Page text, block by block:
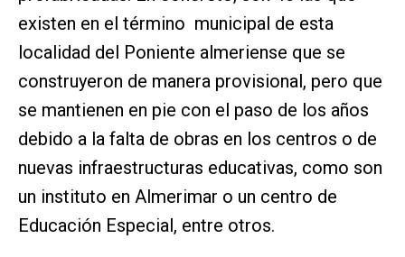
existen en el término municipal de esta
localidad del Poniente almeriense que se
construyeron de manera provisional, pero que
se mantienen en pie con el paso de los años
debido a la falta de obras en los centros o de
nuevas infraestructuras educativas, como son
un instituto en Almerimar o un centro de
Educación Especial, entre otros.